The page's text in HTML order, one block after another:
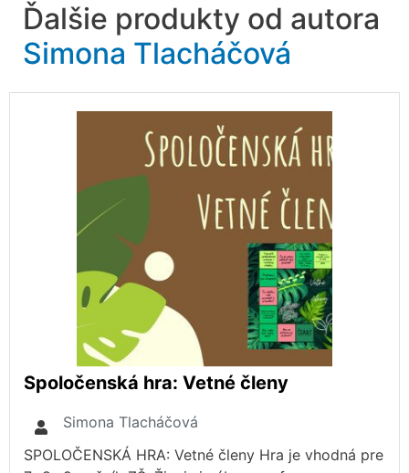
Ďalšie produkty od autora
Simona Tlacháčová
Spoločenská hra: Vetné členy
Simona Tlacháčová
SPOLOČENSKÁ HRA: Vetné členy Hra je vhodná pre